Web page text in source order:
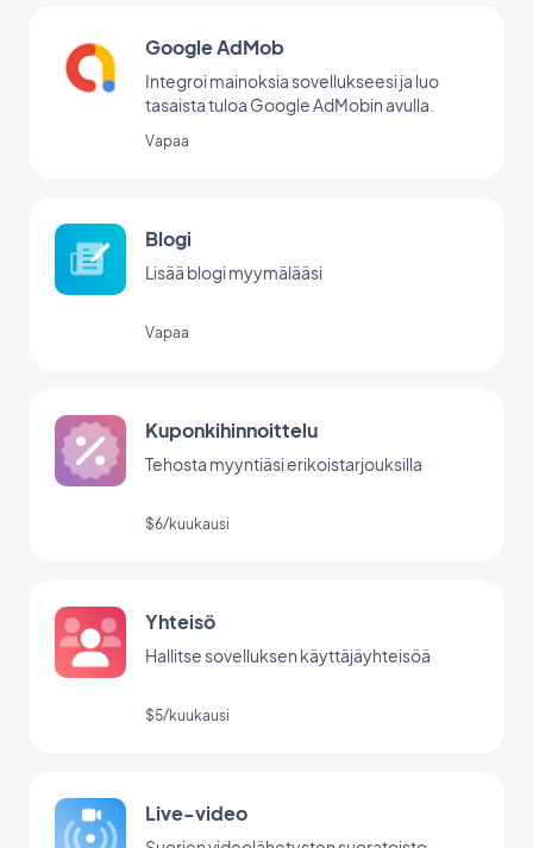
Google AdMob
Integroi mainoksia sovellukseesi ja luo
tasaista tuloa Google AdMobin avulla.
Vapaa
Blogi
Lisää blogi myymälääsi
Vapaa
Kuponkihinnoittelu
Tehosta myyntiäsi erikoistarjouksilla
$6/kuukausi
Yhteisö
Hallitse sovelluksen käyttäjäyhteisöä
$5/kuukausi
Live-video